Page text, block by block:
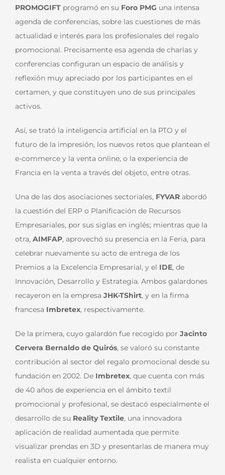
PROMOGIFTprogramó en su Foro PMG una intensa
agenda de conferencias, sobre las cuestiones de más
actualidad e interés para los profesionales del regalo
promocional. Precisamente esa agenda de charlas y
conferencias configuran un espacio de análisis y
reflexión muy apreciado por los participantes en el
certamen, y que constituyen uno de sus principales
activos.
Así, se trató la inteligencia artificial en la PTO y el
futuro de la impresión, los nuevos retos que plantean el
e-commerce y la venta online, o la experiencia de
Francia en la venta a través del objeto, entre otras.
Una de las dos asociaciones sectoriales, FYVARabordó
la cuestión del ERP o Planificación de Recursos
Empresariales, por sus siglas en inglés; mientras que la
otra, AIMFAP, aprovechó su presencia en la Feria, para
celebrar nuevamente su acto de entrega de los
Premios a la Excelencia Empresarial, y el IDE, de
Innovación, Desarrollo y Estrategia. Ambos galardones
recayeron en la empresa JHK-TShirt, y en la firma
francesa Imbretex, respectivamente.
De la primera, cuyo galardón fue recogido por Jacinto
Cervera Bernaldo de Quirós, se valoró su constante
contribución al sector del regalo promocional desde su
fundación en 2002. De Imbretex, que cuenta con más
de 40 años de experiencia en el ámbito textil
promocional y profesional, se destacó especialmente el
desarrollo de su Reality Textile, una innovadora
aplicación de realidad aumentada que permite
visualizar prendas en 3D y presentarlas de manera muy
realista en cualquier entorno.